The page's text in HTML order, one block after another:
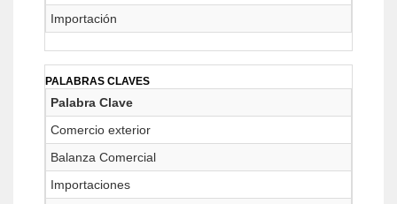
Importación
PALABRAS CLAVES
Palabra Clave
Comercio exterior
Balanza Comercial
Importaciones